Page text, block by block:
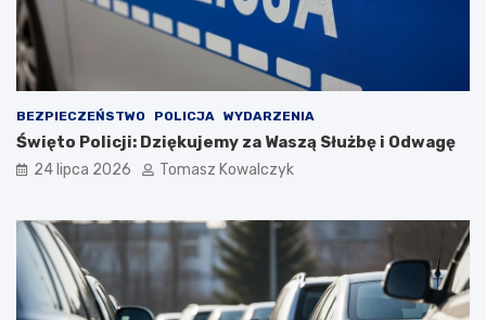
BEZPIECZEŃSTWO POLICJA WYDARZENIA
Święto Policji: Dziękujemy za Waszą Służbę i Odwagę
24 lipca 2026 Tomasz Kowalczyk